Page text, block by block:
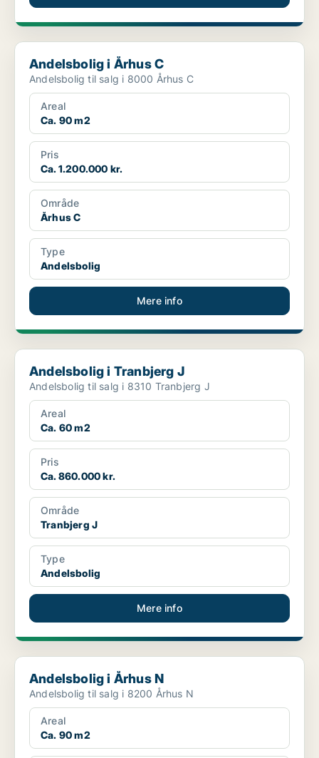
Andelsbolig i Århus C
Andelsbolig i Århus C
Andelsbolig til salg i 8000 Århus C
Areal
Ca. 90 m2
Pris
Ca. 1.200.000 kr.
Område
Århus C
Type
Andelsbolig
Mere info
Andelsbolig i Tranbjerg J
Andelsbolig i Tranbjerg J
Andelsbolig til salg i 8310 Tranbjerg J
Areal
Ca. 60 m2
Pris
Ca. 860.000 kr.
Område
Tranbjerg J
Type
Andelsbolig
Mere info
Andelsbolig i Århus N
Andelsbolig i Århus N
Andelsbolig til salg i 8200 Århus N
Areal
Ca. 90 m2